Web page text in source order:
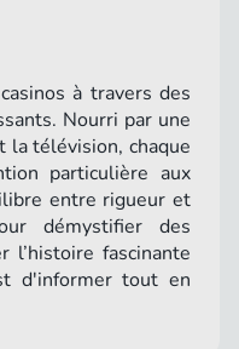
à travers des
Nourri par une
la télévision, chaque
particulière aux
entre rigueur et
démystifier des
l’histoire fascinante
d'informer tout en